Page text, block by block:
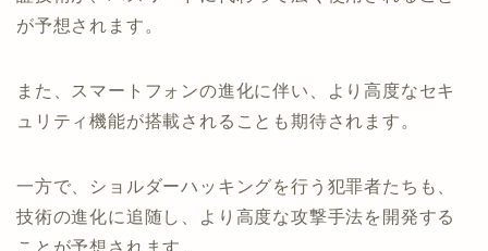
が予想されます。
また、スマートフォンの進化に伴い、より高度なセキ
ュリティ機能が搭載されることも期待されます。
一方で、ショルダーハッキングを行う犯罪者たちも、
技術の進化に追随し、より高度な攻撃手法を開発する
ことが予想されます。